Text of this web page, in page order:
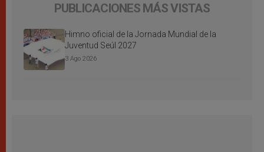
PUBLICACIONES MÁS VISTAS
Himno oficial de la Jornada Mundial de la
Juventud Seúl 2027
3 Ago 2026